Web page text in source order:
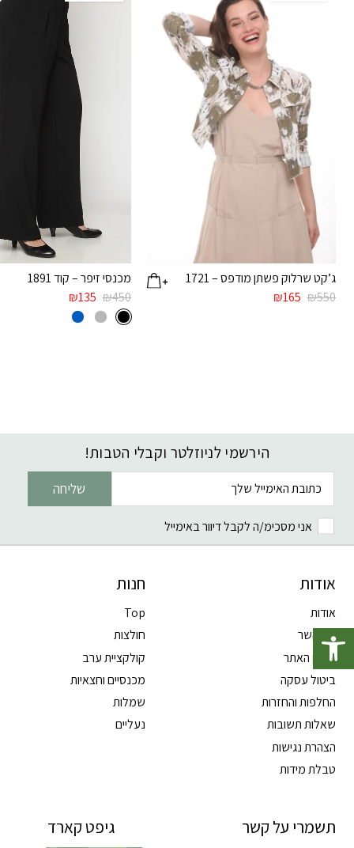
פתח סרגל נגישות
ג’קט שרלוק פשתן מודפס – 1721
₪550
₪165
מכנסי זיפר – קוד 1891
₪450
₪135
הירשמי לניוזלטר וקבלי הטבות!
שליחה
אני מסכימ/ה לקבל דיוור באימייל
אודות
אודות
צרו קשר
תקנון האתר
ביטול עסקה
החלפות והחזרות
שאלות תשובות
הצהרת נגישות
טבלת מידות
חנות
Top
חולצות
קולקציית ערב
מכנסיים וחצאיות
שמלות
נעליים
תשמרי על קשר גיפט קארד